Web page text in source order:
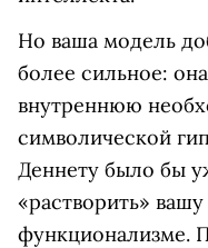
Но ваша модель
более сильное:
внутреннюю
символической
Деннету было бы
«растворить»
функционализме.